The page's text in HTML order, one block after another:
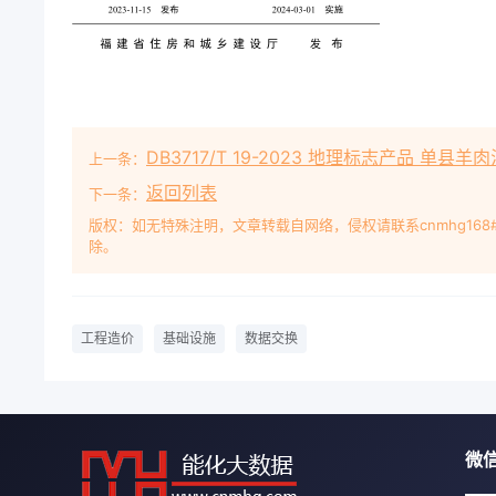
上一条： DB3717/T 19-2023 地理标志产品 单县羊肉
下一条： 返回列表
版权：如无特殊注明，文章转载自网络，侵权请联系
除。
工程造价 基础设施 数据交换
微